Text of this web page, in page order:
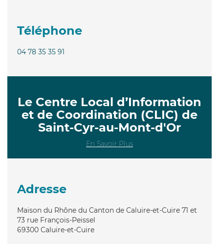
Téléphone
04 78 35 35 91
Le Centre Local d’Information
et de Coordination (CLIC) de
Saint-Cyr-au-Mont-d'Or
En Savoir Plus
Adresse
Maison du Rhône du Canton de Caluire-et-Cuire 71 et
73 rue François-Peissel
69300 Caluire-et-Cuire